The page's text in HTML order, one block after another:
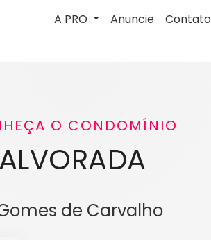
A PRO Anuncie Contato
O CONDOMÍNIO
ALVORADA
de Carvalho